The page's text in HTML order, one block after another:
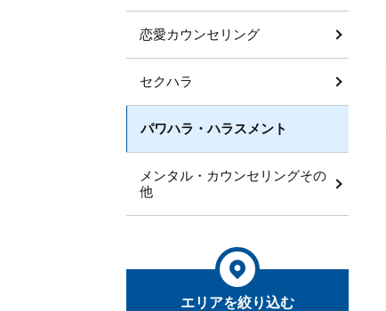
恋愛カウンセリング
セクハラ
パワハラ・ハラスメント
メンタル・カウンセリングその
他
エリアを絞り込む